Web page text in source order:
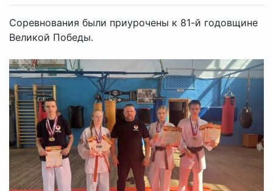
Соревнования были приурочены к 81-й годовщине
Великой Победы.